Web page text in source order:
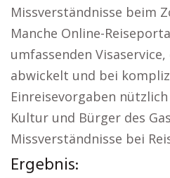
Missverständnisse beim
Manche Online-
umfassenden
abwickelt und bei
Einreisevorgaben
Kultur und Bürger des
Missverständnisse bei
Ergebnis: